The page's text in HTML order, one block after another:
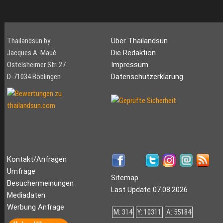
Thailandsun by
Jacques A. Maué
Ostelsheimer Str. 27
D-71034 Böblingen
Über Thailandsun
Die Redaktion
Impressum
Datenschutzerklärung
Kontakt/Anfragen
Umfrage
Besuchermeinungen
Mediadaten
Werbung Anfrage
Sitemap
Last Update 07.08.2026
M: 314 Y: 10311 A: 55184